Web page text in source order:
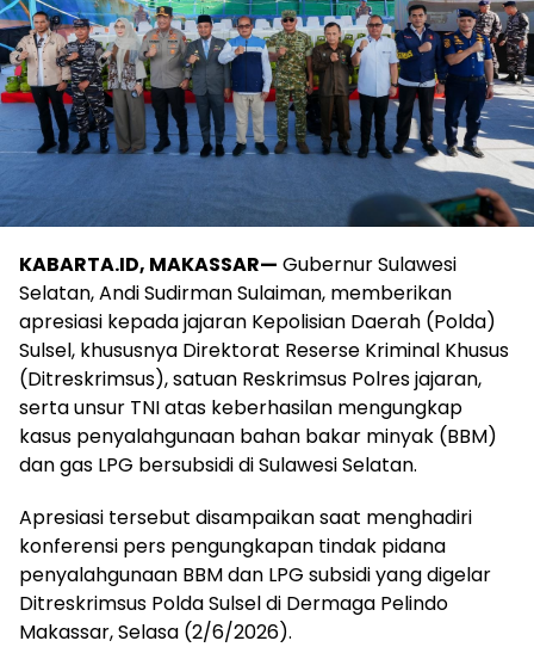
KABARTA.ID, MAKASSAR— Gubernur Sulawesi
Selatan, Andi Sudirman Sulaiman, memberikan
apresiasi kepada jajaran Kepolisian Daerah (Polda)
Sulsel, khususnya Direktorat Reserse Kriminal Khusus
(Ditreskrimsus), satuan Reskrimsus Polres jajaran,
serta unsur TNI atas keberhasilan mengungkap
kasus penyalahgunaan bahan bakar minyak (BBM)
dan gas LPG bersubsidi di Sulawesi Selatan.
Apresiasi tersebut disampaikan saat menghadiri
konferensi pers pengungkapan tindak pidana
penyalahgunaan BBM dan LPG subsidi yang digelar
Ditreskrimsus Polda Sulsel di Dermaga Pelindo
Makassar, Selasa (2/6/2026).